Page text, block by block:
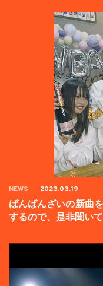
NEWS 2023.03.19
ばんばんざいの新曲
するので、是非聞い